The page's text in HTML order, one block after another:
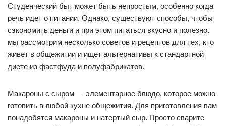
Студенческий быт может быть непростым, особенно когда
речь идет о питании. Однако, существуют способы, чтобы
сэкономить деньги и при этом питаться вкусно и полезно.
мы рассмотрим несколько советов и рецептов для тех, кто
живет в общежитии и ищет альтернативы к стандартной
диете из фастфуда и полуфабрикатов.
Макароны с сыром — элементарное блюдо, которое можно
готовить в любой кухне общежития. Для приготовления вам
понадобятся макароны и натертый сыр. Просто сварите